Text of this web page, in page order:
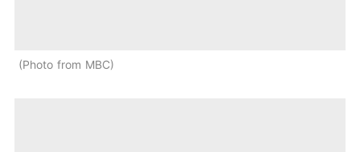
Photo from MBC